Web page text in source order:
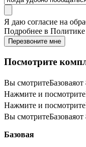
Я даю согласие на
Подробнее в Политике
Перезвоните мне
Посмотрите
Вы смотритеБазоваяот
Нажмите и посмотрите
Нажмите и посмотрите
Вы смотритеБазоваяот
Базовая